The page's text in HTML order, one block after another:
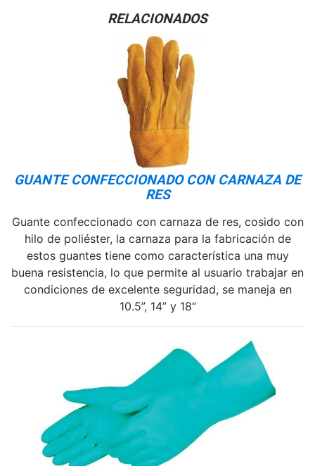
RELACIONADOS
GUANTE CONFECCIONADO CON CARNAZA DE
RES
Guante confeccionado con carnaza de res, cosido con
hilo de poliéster, la carnaza para la fabricación de
estos guantes tiene como característica una muy
buena resistencia, lo que permite al usuario trabajar en
condiciones de excelente seguridad, se maneja en
10.5”, 14” y 18”